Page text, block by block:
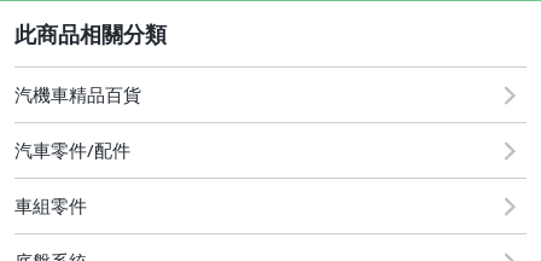
其他汽車零配件
汽機車精品百貨
汽車零件/配件
車組零件